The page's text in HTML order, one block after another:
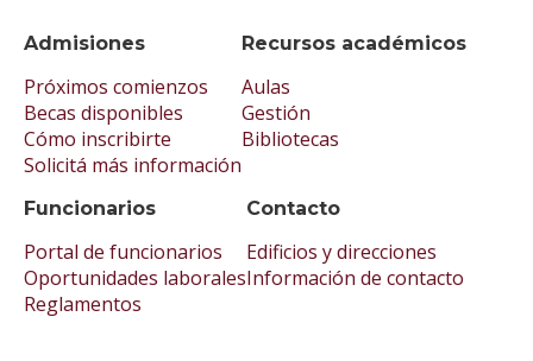
Admisiones
Próximos comienzos
Becas disponibles
Cómo inscribirte
Solicitá más información
Recursos académicos
Aulas
Gestión
Bibliotecas
Funcionarios
Portal de funcionarios
Oportunidades laborales
Reglamentos
Contacto
Edificios y direcciones
Información de contacto